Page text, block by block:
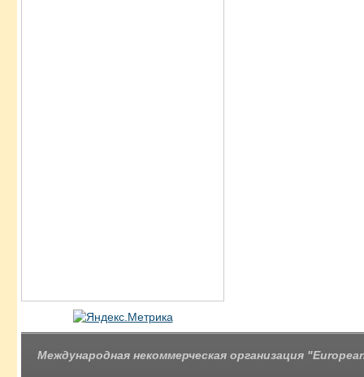
Международная некоммерческая организация